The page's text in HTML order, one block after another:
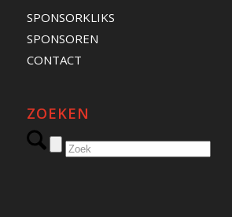
SPONSORKLIKS
SPONSOREN
CONTACT
ZOEKEN